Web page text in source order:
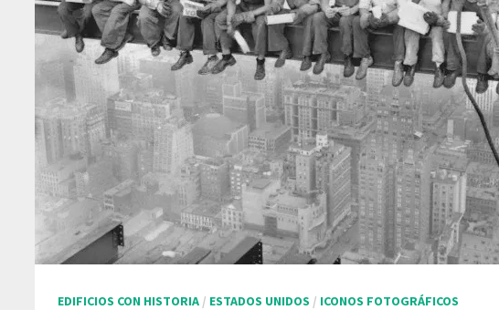
EDIFICIOS CON HISTORIA / ESTADOS UNIDOS / ICONOS FOTOGRÁFICOS